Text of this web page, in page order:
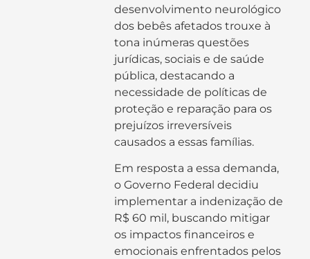
desenvolvimento neurológico
dos bebês afetados trouxe à
tona inúmeras questões
jurídicas, sociais e de saúde
pública, destacando a
necessidade de políticas de
proteção e reparação para os
prejuízos irreversíveis
causados a essas famílias.
Em resposta a essa demanda,
o Governo Federal decidiu
implementar a indenização de
R$ 60 mil, buscando mitigar
os impactos financeiros e
emocionais enfrentados pelos